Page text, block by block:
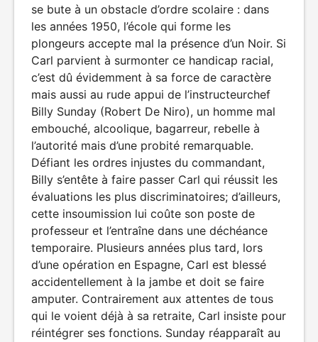
se bute à un obstacle d’ordre scolaire : dans
les années 1950, l’école qui forme les
plongeurs accepte mal la présence d’un Noir. Si
Carl parvient à surmonter ce handicap racial,
c’est dû évidemment à sa force de caractère
mais aussi au rude appui de l’instructeurchef
Billy Sunday (Robert De Niro), un homme mal
embouché, alcoolique, bagarreur, rebelle à
l’autorité mais d’une probité remarquable.
Défiant les ordres injustes du commandant,
Billy s’entête à faire passer Carl qui réussit les
évaluations les plus discriminatoires; d’ailleurs,
cette insoumission lui coûte son poste de
professeur et l’entraîne dans une déchéance
temporaire. Plusieurs années plus tard, lors
d’une opération en Espagne, Carl est blessé
accidentellement à la jambe et doit se faire
amputer. Contrairement aux attentes de tous
qui le voient déjà à sa retraite, Carl insiste pour
réintégrer ses fonctions. Sunday réapparaît au